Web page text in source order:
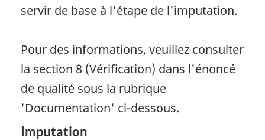
servir de base à l'étape de l'imputation.
Pour des informations, veuillez consulter
la section 8 (Vérification) dans l'énoncé
de qualité sous la rubrique
'Documentation' ci-dessous.
Imputation